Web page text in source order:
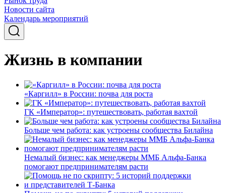
Новости сайта
Календарь мероприятий
Жизнь в компании
«Каргилл» в России: почва для роста
ГК «Император»: путешествовать, работая вахтой
Больше чем работа: как устроены сообщества Билайна
Немалый бизнес: как менеджеры ММБ Альфа-Банка
помогают предпринимателям расти